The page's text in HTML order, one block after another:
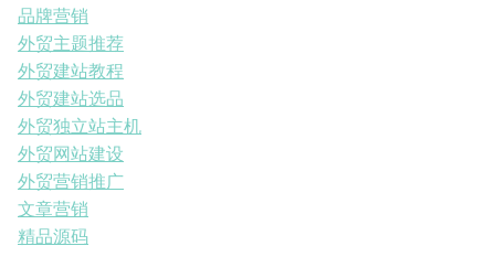
品牌营销
外贸主题推荐
外贸建站教程
外贸建站选品
外贸独立站主机
外贸网站建设
外贸营销推广
文章营销
精品源码